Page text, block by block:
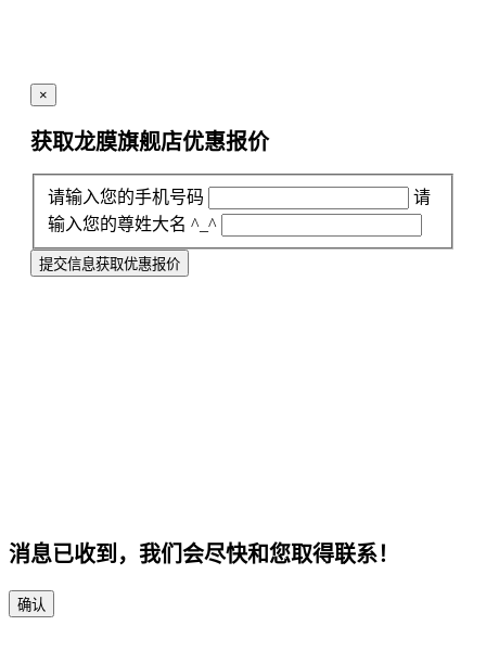
×
获取龙膜旗舰店优惠报价
请输入您的手机号码
请
输入您的尊姓大名 ^_^
提交信息获取优惠报价
消息已收到，我们会尽快和您取得联系！
确认